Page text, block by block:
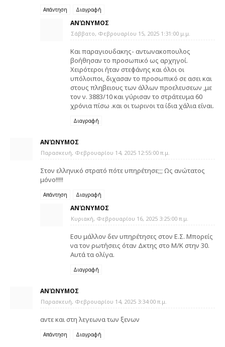
Απάντηση Διαγραφή
ΑΝΏΝΥΜΟΣ
Σάββατο, Φεβρουαρίου 15, 2025 1:31:00 μ.μ.
Και παραγιουδακης- αντωνακοπουλος
βοήθησαν το προσωπικό ως αρχηγοί.
Χειρότεροι ήταν στεφάνης και όλοι οι
υπόλοιποι, διχασαν το προσωπικό σε ασει και
στους πληβειους των άλλων προελευσεων ,με
τον ν. 3883/10 και γύρισαν το στράτευμα 60
χρόνια πίσω .και οι τωρινοι τα ίδια χάλια είναι.
Διαγραφή
ΑΝΏΝΥΜΟΣ
Παρασκευή, Φεβρουαρίου 14, 2025 12:55:00 π.μ.
Στον ελληνικό στρατό πότε υπηρέτησε;;; Ως ανώτατος
μόνο!!!!!
Απάντηση Διαγραφή
ΑΝΏΝΥΜΟΣ
Κυριακή, Φεβρουαρίου 16, 2025 3:25:00 π.μ.
Εσυ μάλλον δεν υπηρέτησες στον Ε.Σ. Μπορείς
να τον ρωτήσεις όταν Δκτης στο Μ/Κ στην 30.
Αυτά τα ολίγα.
Διαγραφή
ΑΝΏΝΥΜΟΣ
Παρασκευή, Φεβρουαρίου 14, 2025 3:34:00 π.μ.
αντε και στη λεγεωνα των ξενων
Απάντηση Διαγραφή